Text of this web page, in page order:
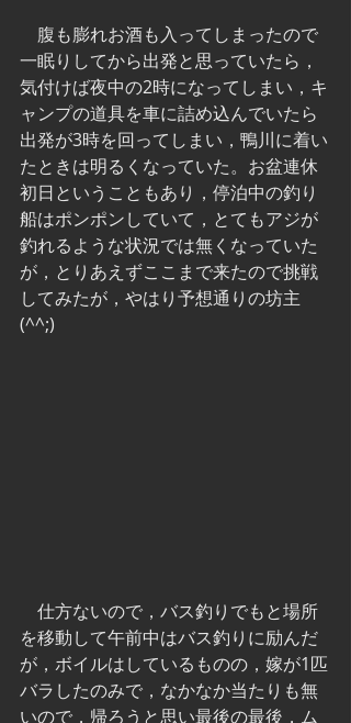
腹も膨れお酒も入ってしまったので
一眠りしてから出発と思っていたら，
気付けば夜中の2時になってしまい，キ
ャンプの道具を車に詰め込んでいたら
出発が3時を回ってしまい，鴨川に着い
たときは明るくなっていた。お盆連休
初日ということもあり，停泊中の釣り
船はポンポンしていて，とてもアジが
釣れるような状況では無くなっていた
が，とりあえずここまで来たので挑戦
してみたが，やはり予想通りの坊主
(^^;)
仕方ないので，バス釣りでもと場所
を移動して午前中はバス釣りに励んだ
が，ボイルはしているものの，嫁が1匹
バラしたのみで，なかなか当たりも無
いので，帰ろうと思い最後の最後，ム